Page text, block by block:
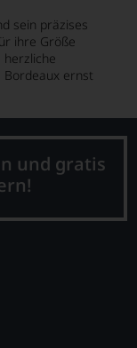
sein präzises
ihre Größe
Bordeaux ernst
und gratis